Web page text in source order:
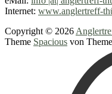
Internet: www.anglertreff-
Copyright © 2026
Theme Spacious von